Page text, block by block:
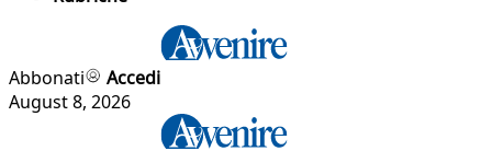
Abbonati
Accedi
August 8, 2026